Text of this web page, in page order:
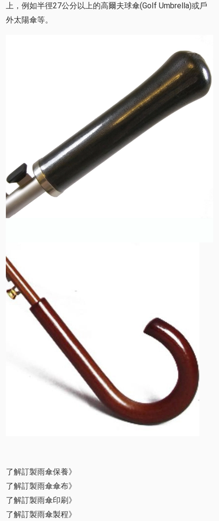
上，例如半徑27公分以上的高爾夫球傘(Golf Umbrella)或戶
外太陽傘等。
了解訂製雨傘保養》
了解訂製雨傘傘布》
了解訂製雨傘印刷》
了解訂製雨傘製程》